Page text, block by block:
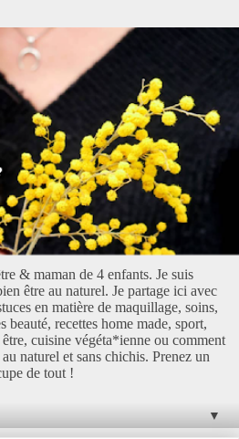
& maman de 4 enfants. Je suis
être au naturel. Je partage ici avec
en matière de maquillage, soins,
beauté, recettes home made, sport,
cuisine végéta*ienne ou comment
naturel et sans chichis. Prenez un
de tout !
▼